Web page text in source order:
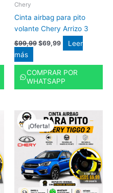
Chery
Cinta airbag para pito
volante Chery Arrizo 3
$99,99 $69,99
Leer
más
COMPRAR POR
WHATSAPP
¡Oferta!
precio
original
era:
$99,99.
El
precio
actual
es:
$69,99.